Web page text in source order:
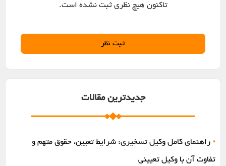
تاکنون هیچ نظری ثبت نشده است.
جدیدترین مقالات
• راهنمای کامل وکیل تسخیری: شرایط تعیین، حقوق متهم و
تفاوت آن با وکیل تعیینی